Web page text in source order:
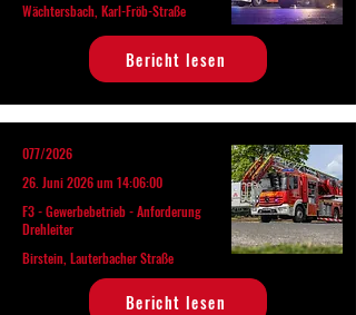
Wächtersbach, Karl-Fröb-Straße
Bericht lesen
077/2026
26. Juni 2026 um 14:06:00
F3 - Gewerbebetrieb - Anforderung
Drehleiter
Birstein, Lauterbacher Straße
Bericht lesen